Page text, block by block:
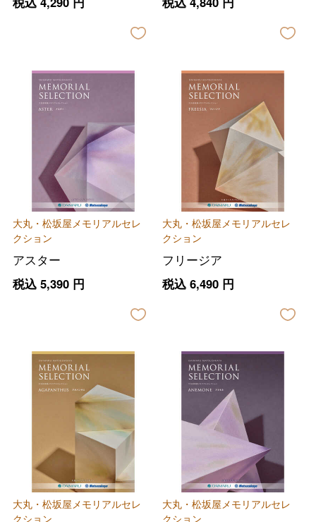
大丸・松坂屋メモリアルセレ
クション
アスター
税込 5,390円
大丸・松坂屋メモリアルセレ
クション
フリージア
税込 6,490円
大丸・松坂屋メモリアルセレ
クション
大丸・松坂屋メモリアルセレ
クション